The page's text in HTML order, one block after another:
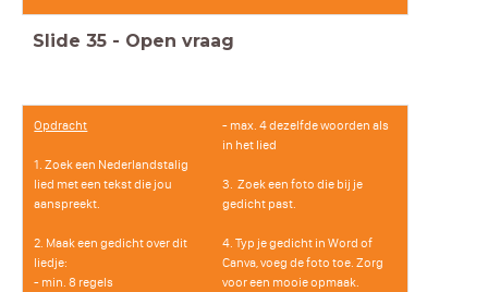
Slide 35 - Open vraag
Opdracht
1. Zoek een Nederlandstalig
lied met een tekst die jou
aanspreekt.
2. Maak een gedicht over dit
liedje:
- min. 8 regels
- max. 4 dezelfde woorden als
in het lied
3. Zoek een foto die bij je
gedicht past.
4. Typ je gedicht in Word of
Canva, voeg de foto toe. Zorg
voor een mooie opmaak.